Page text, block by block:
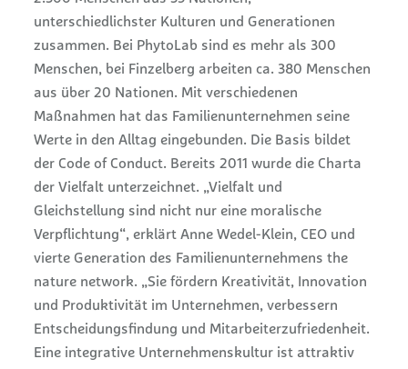
unterschiedlichster Kulturen und Generationen
zusammen. Bei PhytoLab sind es mehr als 300
Menschen, bei Finzelberg arbeiten ca. 380 Menschen
aus über 20 Nationen. Mit verschiedenen
Maßnahmen hat das Familienunternehmen seine
Werte in den Alltag eingebunden. Die Basis bildet
der Code of Conduct. Bereits 2011 wurde die Charta
der Vielfalt unterzeichnet. „Vielfalt und
Gleichstellung sind nicht nur eine moralische
Verpflichtung“, erklärt Anne Wedel-Klein, CEO und
vierte Generation des Familienunternehmens the
nature network. „Sie fördern Kreativität, Innovation
und Produktivität im Unternehmen, verbessern
Entscheidungsfindung und Mitarbeiterzufriedenheit.
Eine integrative Unternehmenskultur ist attraktiv